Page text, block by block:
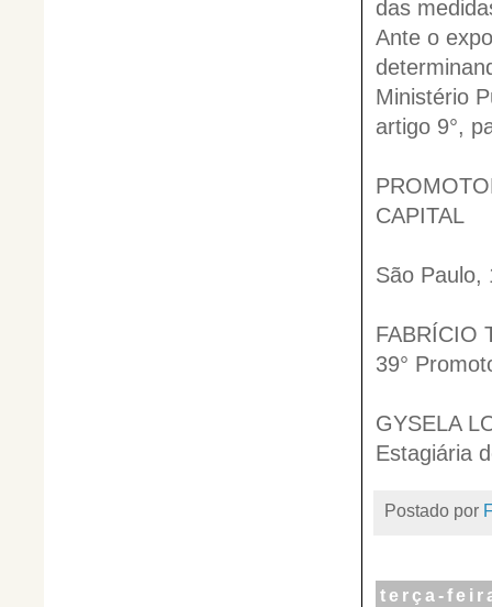
das
Ante o
Ministério
artigo 9°,
CAPITAL
São Paulo,
FABRÍCIO
39°
GYSELA
Estagiária
Postado por
terça-